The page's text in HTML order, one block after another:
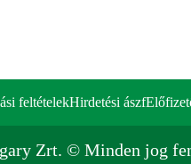
feltételekHirdetési ászf
Zrt. © Minden jog